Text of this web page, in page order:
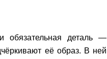
обязательная деталь —
её образ. В ней